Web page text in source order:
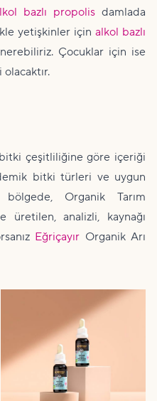
bazlı propolis damlada
yetişkinler için alkol bazlı
Çocuklar için ise
çeşitliliğine göre içeriği
bitki türleri ve uygun
Organik Tarım
üretilen, analizli, kaynağı
Eğriçayır Organik Arı